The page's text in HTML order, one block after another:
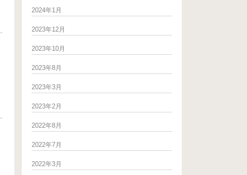
2024年1月
2023年12月
2023年10月
2023年8月
2023年3月
2023年2月
2022年8月
2022年7月
2022年3月